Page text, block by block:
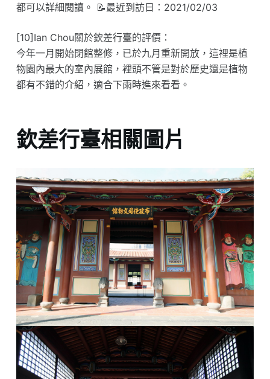
都可以詳細閱讀。 📝最近到訪日：2021/02/03
[10]Ian Chou關於欽差行臺的評價：
今年一月開始閉館整修，已於九月重新開放，這裡是植
物園內最大的室內展館，裡頭不管是對於歷史還是植物
都有不錯的介紹，適合下雨時進來看看。
欽差行臺相關圖片